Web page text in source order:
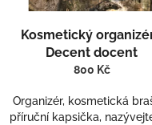
Kosmetický
Decent docent
800 Kč
Organizér, kosmetická
příruční kapsička,